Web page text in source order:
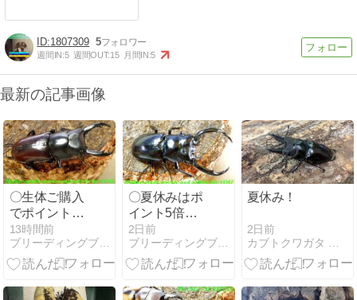
1807309 5
週間IN:5 週間OUT:15 月間IN:5
最新の記事画像
〇生体ご購入
でポイント5
倍＼(^o^)／
13時間前
ブリーディングブログ
〇夏休みはポ
イント5倍＼
(^o^)／
2日前
ブリーディングブログ
夏休み！
2日前